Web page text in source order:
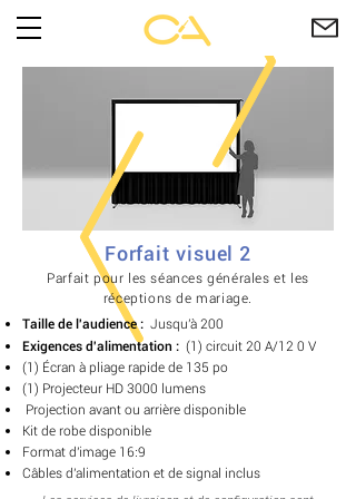
Forfait visuel 2
Parfait pour les séances générales et les
réceptions de mariage.
Taille de l'audience : Jusqu'à 200
Exigences d'alimentation : (1) circuit 20 A/12 0 V
(1) Écran à pliage rapide de 135 po
(1) Projecteur HD 3000 lumens
Projection avant ou arrière disponible
Kit de robe disponible
Format d'image 16:9
Câbles d'alimentation et de signal inclus